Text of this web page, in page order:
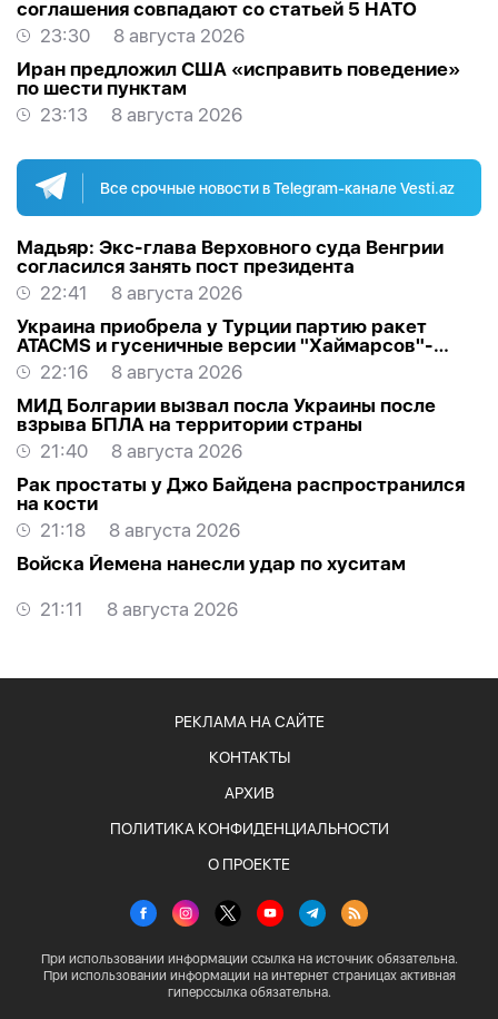
соглашения совпадают со статьей 5 НАТО
23:30
8 августа 2026
Иран предложил США «исправить поведение»
по шести пунктам
23:13
8 августа 2026
Все срочные новости в Telegram-канале Vesti.az
Мадьяр: Экс-глава Верховного суда Венгрии
согласился занять пост президента
22:41
8 августа 2026
Украина приобрела у Турции партию ракет
ATACMS и гусеничные версии "Хаймарсов"-
ОБНОВЛЕНО
22:16
8 августа 2026
МИД Болгарии вызвал посла Украины после
взрыва БПЛА на территории страны
21:40
8 августа 2026
Рак простаты у Джо Байдена распространился
на кости
21:18
8 августа 2026
Войска Йемена нанесли удар по хуситам
21:11 8 августа 2026
РЕКЛАМА НА САЙТЕ
КОНТАКТЫ
АРХИВ
ПОЛИТИКА КОНФИДЕНЦИАЛЬНОСТИ
О ПРОЕКТЕ
При использовании информации ссылка на источник обязательна.
При использовании информации на интернет страницах активная
гиперссылка обязательна.